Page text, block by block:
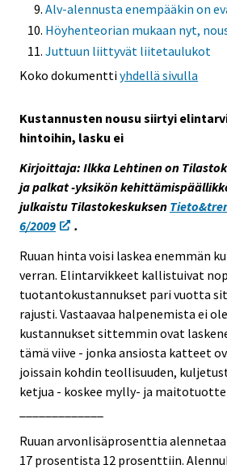
Alv-alennusta enempääkin on
Höyhenteorian mukaan nyt,
Juttuun liittyvät liitetaulukot
Koko dokumenttiyhdellä sivulla
Kustannusten nousu siirtyi
hintoihin, lasku ei
Kirjoittaja: Ilkka Lehtinen on
ja palkat -yksikön
julkaistu Tilastokeskuksen
6/2009
.
Ruuan hinta voisi laskea enemmän
verran. Elintarvikkeet kallistuivat
tuotantokustannukset pari vuotta
rajusti. Vastaavaa halpenemista ei
kustannukset sittemmin ovat
tämä viive - jonka ansiosta katteet
joissain kohdin teollisuuden,
ketjua - koskee mylly- ja
Ruuan arvonlisäprosenttia
17 prosentista 12 prosenttiin.